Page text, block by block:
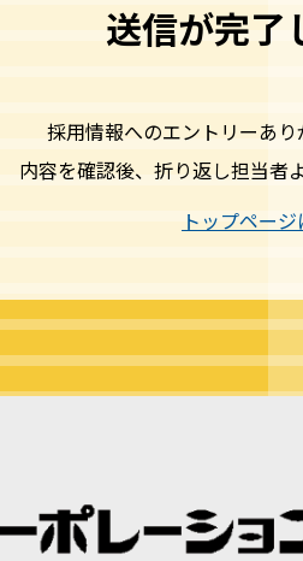
送信が完了
採用情報へのエントリーあり
内容を確認後、折り返し担当者
トップペー